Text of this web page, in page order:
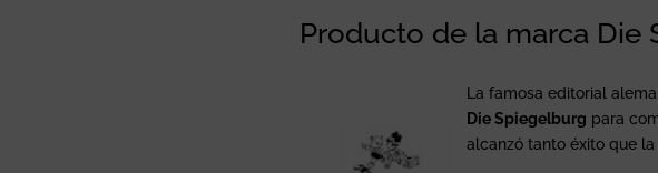
Producto de la marca Die
La famosa editorial
Die Spiegelburg para
alcanzó tanto éxito que